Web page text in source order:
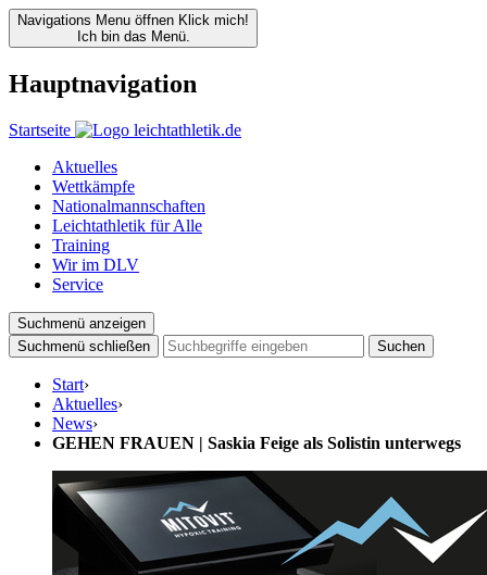
Navigations Menu öffnen Klick mich!
Ich bin das Menü.
Hauptnavigation
Startseite
Aktuelles
Wettkämpfe
Nationalmannschaften
Leichtathletik für Alle
Training
Wir im DLV
Service
Suchmenü anzeigen
Suchmenü schließen
Suchen
Start›
Aktuelles›
News›
GEHEN FRAUEN | Saskia Feige als Solistin unterwegs